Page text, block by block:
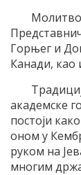
Горњег и
Канади, као
академске
постоји
оном у
руком на
многим